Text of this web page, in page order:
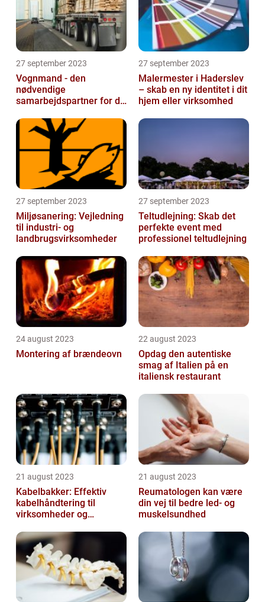
27 september 2023
Vognmand - den
nødvendige
samarbejdspartner for dit
27 september 2023
Malermester i Haderslev
– skab en ny identitet i dit
hjem eller virksomhed
27 september 2023
Miljøsanering: Vejledning
til industri- og
landbrugsvirksomheder
27 september 2023
Teltudlejning: Skab det
perfekte event med
professionel teltudlejning
24 august 2023
Montering af brændeovn
22 august 2023
Opdag den autentiske
smag af Italien på en
italiensk restaurant
21 august 2023
Kabelbakker: Effektiv
kabelhåndtering til
virksomheder og
21 august 2023
Reumatologen kan være
din vej til bedre led- og
muskelsundhed